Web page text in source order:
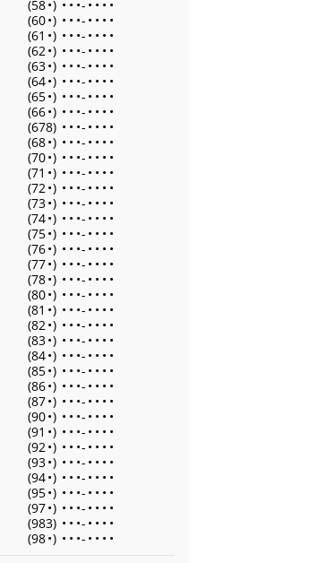
(58•) • • •- • • • •
(60•) • • •- • • • •
(61 •) • • •- • • • •
(62•) • • •- • • • •
(63•) • • •- • • • •
(64•) • • •- • • • •
(65•) • • •- • • • •
(66•) • • •- • • • •
(678) • • •- • • • •
(68•) • • •- • • • •
(70•) • • •- • • • •
(71 •) • • •- • • • •
(72•) • • •- • • • •
(73•) • • •- • • • •
(74•) • • •- • • • •
(75•) • • •- • • • •
(76•) • • •- • • • •
(77•) • • •- • • • •
(78•) • • •- • • • •
(80•) • • •- • • • •
(81 •) • • •- • • • •
(82•) • • •- • • • •
(83•) • • •- • • • •
(84•) • • •- • • • •
(85•) • • •- • • • •
(86•) • • •- • • • •
(87•) • • •- • • • •
(90•) • • •- • • • •
(91 •) • • •- • • • •
(92•) • • •- • • • •
(93•) • • •- • • • •
(94•) • • •- • • • •
(95•) • • •- • • • •
(97•) • • •- • • • •
(983) • • •- • • • •
(98•) • • •- • • • •